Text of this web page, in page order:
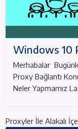
Windows 10
Merhabalar
Proxy Bağlantı
Neler Yapmamız
Proxyler İle Alakalı